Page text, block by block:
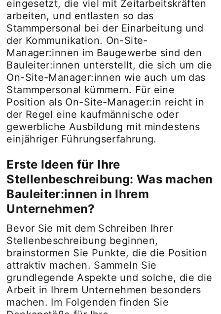
eingesetzt, die viel mit Zeitarbeitskräften
arbeiten, und entlasten so das
Stammpersonal bei der Einarbeitung und
der Kommunikation. On-Site-
Manager:innen im Baugewerbe sind den
Bauleiter:innen unterstellt, die sich um die
On-Site-Manager:innen wie auch um das
Stammpersonal kümmern. Für eine
Position als On-Site-Manager:in reicht in
der Regel eine kaufmännische oder
gewerbliche Ausbildung mit mindestens
einjähriger Führungserfahrung.
Erste Ideen für Ihre
Stellenbeschreibung: Was machen
Bauleiter:innen in Ihrem
Unternehmen?
Bevor Sie mit dem Schreiben Ihrer
Stellenbeschreibung beginnen,
brainstormen Sie Punkte, die die Position
attraktiv machen. Sammeln Sie
grundlegende Aspekte und solche, die die
Arbeit in Ihrem Unternehmen besonders
machen. Im Folgenden finden Sie